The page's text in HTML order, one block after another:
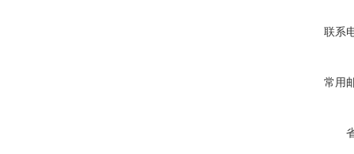
联系
常用